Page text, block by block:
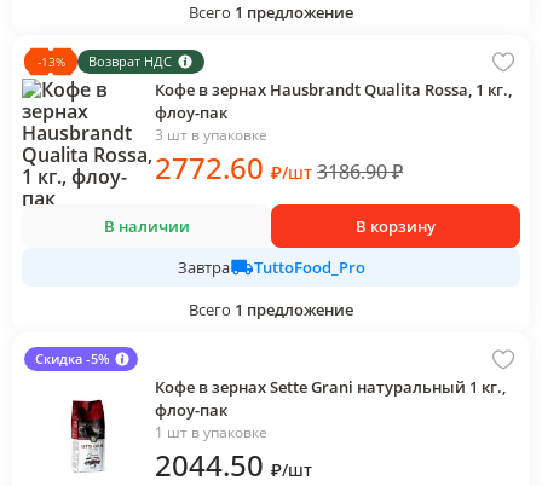
Всего 1 предложение
-13% Возврат НДС
Кофе в зернах Hausbrandt Qualita Rossa, 1 кг.,
флоу-пак
3 шт в упаковке
2772.60 ₽/шт 3186.90₽
В наличии
В корзину
Завтра
TuttoFood_Pro
Всего 1 предложение
Скидка -5%
Кофе в зернах Sette Grani натуральный 1 кг.,
флоу-пак
1 шт в упаковке
2044.50 ₽/шт